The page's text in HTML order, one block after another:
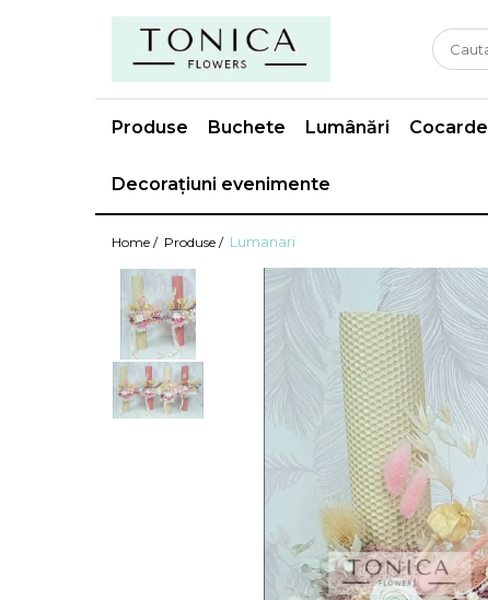
Produse Buchete Lumânări Cocarde
Decorațiuni evenimente
Home / Produse / Lumanari